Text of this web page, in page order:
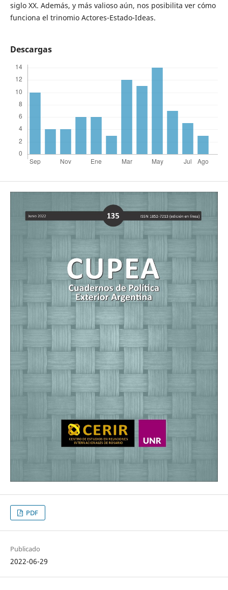
siglo XX. Además, y más valioso aún, nos posibilita ver cómo
funciona el trinomio Actores-Estado-Ideas.
Descargas
PDF
Publicado
2022-06-29